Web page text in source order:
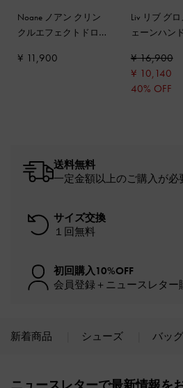
Noane ノアン クリン
クルエフェクトドロウ
ドルバッグ
¥ 11,900
Liv リブ グ
ェーンハン
¥ 16,900
¥ 10,140
40% OFF
送料無料
一定金額以上のご購入が必
サイズ交換
１回無料
初回購入10%OFF
会員登録＋ニュースレター
新着商品 シューズ バッグ